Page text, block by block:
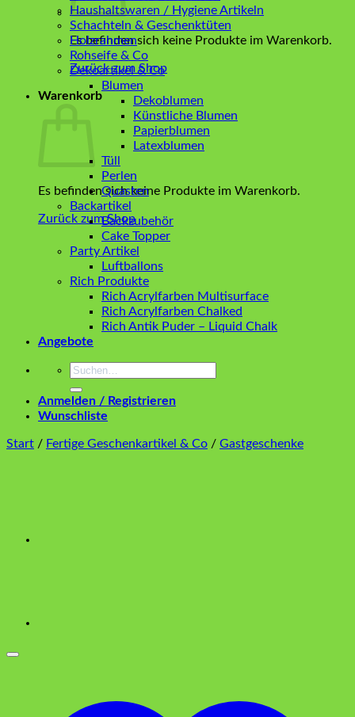
Es befinden sich keine Produkte im Warenkorb.
Zurück zum Shop
Warenkorb
Es befinden sich keine Produkte im Warenkorb.
Zurück zum Shop
Haushaltswaren / Hygiene Artikeln
Schachteln & Geschenktüten
Holzrahmen
Rohseife & Co
Dekoartikel & Co
Blumen
Dekoblumen
Künstliche Blumen
Papierblumen
Latexblumen
Tüll
Perlen
Quasten
Backartikel
Backzubehör
Cake Topper
Party Artikel
Luftballons
Rich Produkte
Rich Acrylfarben Multisurface
Rich Acrylfarben Chalked
Rich Antik Puder – Liquid Chalk
Angebote
Suchen
Anmelden / Registrieren
Wunschliste
Start / Fertige Geschenkartikel & Co / Gastgeschenke